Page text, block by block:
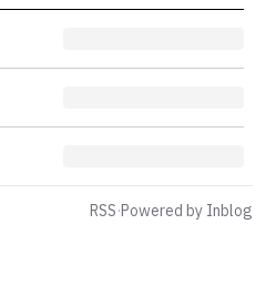
RSS·Powered by Inblog